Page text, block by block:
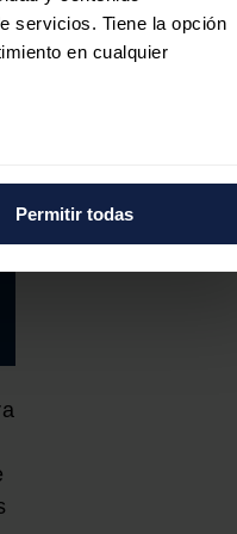
servicios. Tiene la opción
en cualquier
de redes sociales
Permitir todas